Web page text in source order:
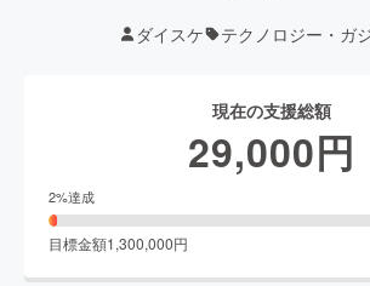
ダイスケ テクノロジー・ガ
現在の支援総額
29,000円
2%達成
目標金額1,300,000円